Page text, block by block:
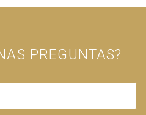
PREGUNTAS?